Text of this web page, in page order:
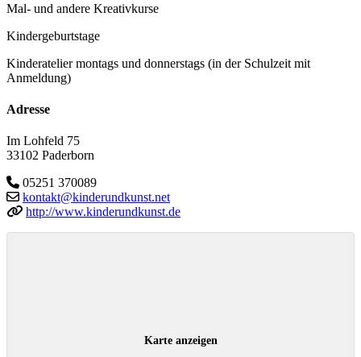
Mal- und andere Kreativkurse
Kindergeburtstage
Kinderatelier montags und donnerstags (in der Schulzeit mit
Anmeldung)
Adresse
Im Lohfeld 75
33102 Paderborn
05251 370089
kontakt@kinderundkunst.net
http://www.kinderundkunst.de
Karte anzeigen